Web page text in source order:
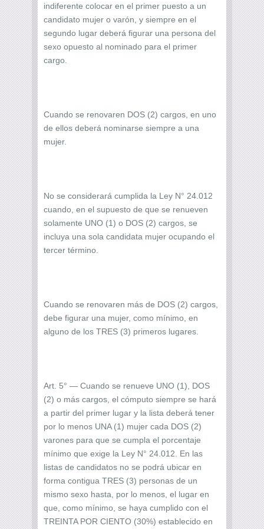
indiferente colocar en el primer puesto a un
candidato mujer o varón, y siempre en el
segundo lugar deberá figurar una persona del
sexo opuesto al nominado para el primer
cargo.
Cuando se renovaren DOS (2) cargos, en uno
de ellos deberá nominarse siempre a una
mujer.
No se considerará cumplida la Ley N° 24.012
cuando, en el supuesto de que se renueven
solamente UNO (1) o DOS (2) cargos, se
incluya una sola candidata mujer ocupando el
tercer término.
Cuando se renovaren más de DOS (2) cargos,
debe figurar una mujer, como mínimo, en
alguno de los TRES (3) primeros lugares.
Art. 5° — Cuando se renueve UNO (1), DOS
(2) o más cargos, el cómputo siempre se hará
a partir del primer lugar y la lista deberá tener
por lo menos UNA (1) mujer cada DOS (2)
varones para que se cumpla el porcentaje
mínimo que exige la Ley N° 24.012. En las
listas de candidatos no se podrá ubicar en
forma contigua TRES (3) personas de un
mismo sexo hasta, por lo menos, el lugar en
que, como mínimo, se haya cumplido con el
TREINTA POR CIENTO (30%) establecido en